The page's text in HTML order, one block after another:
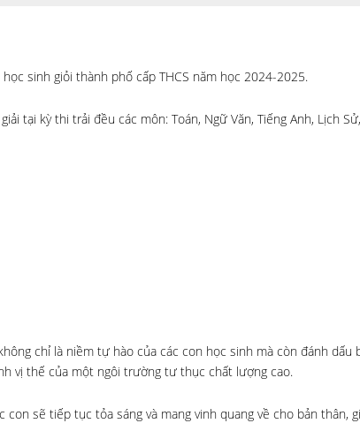
sinh giỏi thành phố cấp THCS năm học 2024-2025.
tại kỳ thi trải đều các môn: Toán, Ngữ Văn, Tiếng Anh, Lịch
chỉ là niềm tự hào của các con học sinh mà còn đánh dấu
vị thế của một ngôi trường tư thục chất lượng cao.
sẽ tiếp tục tỏa sáng và mang vinh quang về cho bản thân,